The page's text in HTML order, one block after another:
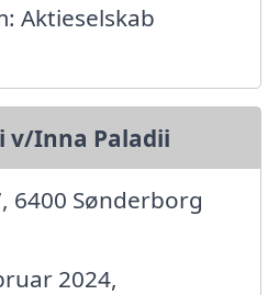
Aktieselskab
v/Inna Paladii
6400 Sønderborg
2024,